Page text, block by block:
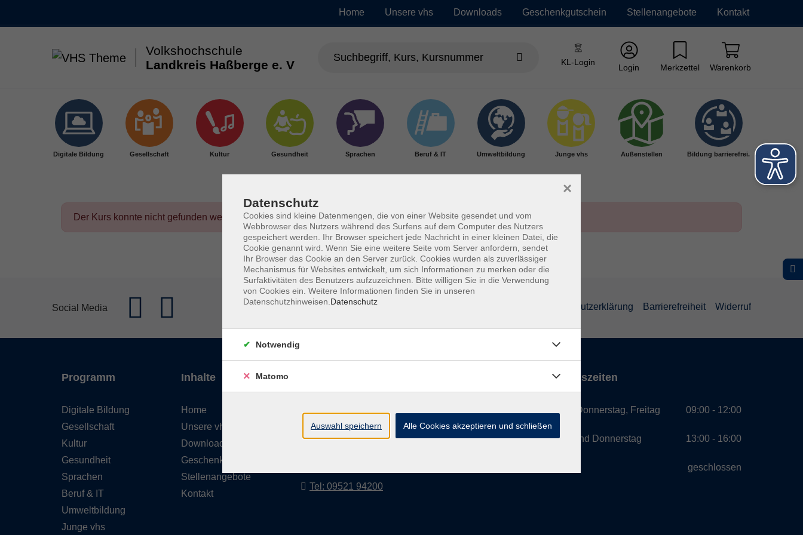
Home Unsere vhs Downloads Geschenkgutschein Stellenangebote Kontakt
Volkshochschule
Landkreis Haßberge e. V
KL-Login
Login Merkzettel Warenkorb
Digitale Bildung Gesellschaft Kultur Gesundheit Sprachen Beruf & IT Umweltbildung Junge vhs Außenstellen Bildung barrierefrei.
Der Kurs konnte nicht gefunden werden.
Social Media Datenschutzerklärung Barrierefreiheit Widerruf
Programm
Digitale Bildung
Gesellschaft
Kultur
Gesundheit
Sprachen
Beruf & IT
Umweltbildung
Junge vhs
Inhalte
Home
Unsere vhs
Downloads
Geschenkgutschein
Stellenangebote
Kontakt
Hofheimer Str. 20
97437 Haßfurt
Tel: 09521 94200
Öffnungszeiten
Montag, Donnerstag, Freitag
Montag und Donnerstag
09:00 - 12:00
13:00 - 16:00
geschlossen
Datenschutz
Cookies sind kleine Datenmengen, die von einer Website gesendet und vom
Webbrowser des Nutzers während des Surfens auf dem Computer des Nutzers
gespeichert werden. Ihr Browser speichert jede Nachricht in einer kleinen Datei, die
Cookie genannt wird. Wenn Sie eine weitere Seite vom Server anfordern, sendet
Ihr Browser das Cookie an den Server zurück. Cookies wurden als zuverlässiger
Mechanismus für Websites entwickelt, um sich Informationen zu merken oder die
Surfaktivitäten des Benutzers aufzuzeichnen. Bitte willigen Sie in die Verwendung
von Cookies ein. Weitere Informationen finden Sie in unseren
Datenschutzhinweisen. Datenschutz
×
Notwendig
Matomo
Auswahl speichern Alle Cookies akzeptieren und schließen